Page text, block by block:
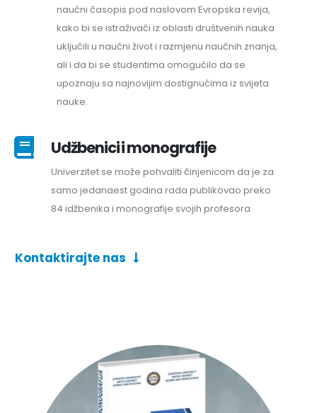
naučni časopis pod naslovom Evropska revija,
kako bi se istraživači iz oblasti društvenih nauka
uključili u naučni život i razmjenu naučnih znanja,
ali i da bi se studentima omogućilo da se
upoznaju sa najnovijim dostignućima iz svijeta
nauke.
Udžbenici i monografije
Univerzitet se može pohvaliti činjenicom da je za
samo jedanaest godina rada publikovao preko
84 idžbenika i monografije svojih profesora
Kontaktirajte nas